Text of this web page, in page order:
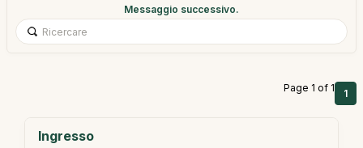
Messaggio successivo.
Page 1 of 1 1
Ingresso